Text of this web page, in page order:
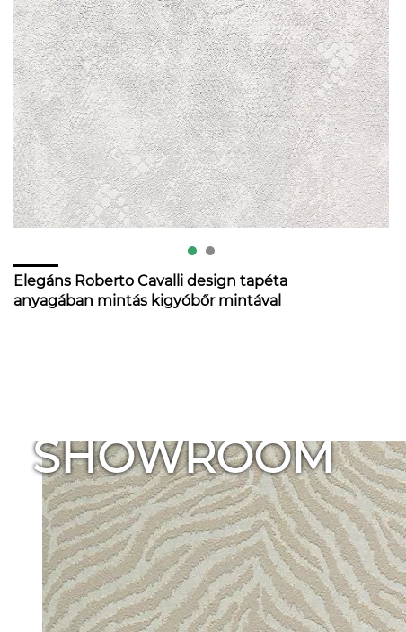
Elegáns Roberto Cavalli design tapéta
anyagában mintás kigyóbőr mintával
SHOWROOM